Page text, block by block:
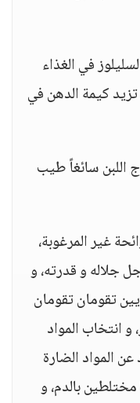
في الغذاء
كيمة الدهن في
اللبن سائغاً طيب
غير المرغوبة،
جلاله و قدرته، و
تقومان تقومان
و انتخاب المواد
عن المواد الضارة
بالدم، و